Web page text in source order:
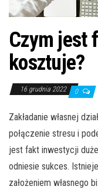
Czym jest
kosztuje?
16 grudnia 2022 0
Zakładanie własnej
połączenie stresu i
jest fakt inwestycji
odniesie sukces.
założeniem własnego